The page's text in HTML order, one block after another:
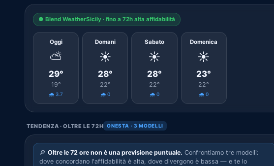
● Blend WeatherSicily · fino a 72h alta affidabilità
Oggi
⛅
29°
19°
🌧️ 3.7
Domani
☀️
28°
22°
🌧️ 0
Sabato
☀️
28°
22°
🌧️ 0
Domenica
☀️
23°
22°
🌧️ 0
TENDENZA · OLTRE LE 72H ONESTA · 3 MODELLI
🔎 Oltre le 72 ore non è una previsione puntuale. Confrontiamo tre modelli:
dove concordano l'affidabilità è alta, dove divergono è bassa — e te lo